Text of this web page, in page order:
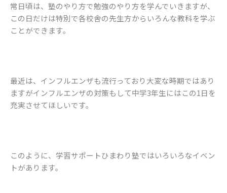
常日頃は、塾のやり方で勉強のやり方を学んでいきますが、
この日だけは特別で各校舎の先生方からいろんな教科を学ぶ
ことができます。
最近は、インフルエンザも流行っており大変な時期ではあり
ますがインフルエンザの対策もして中学3年生にはこの1日を
充実させてほしいです。
このように、学習サポートひまわり塾ではいろいろなイベン
トがあります。